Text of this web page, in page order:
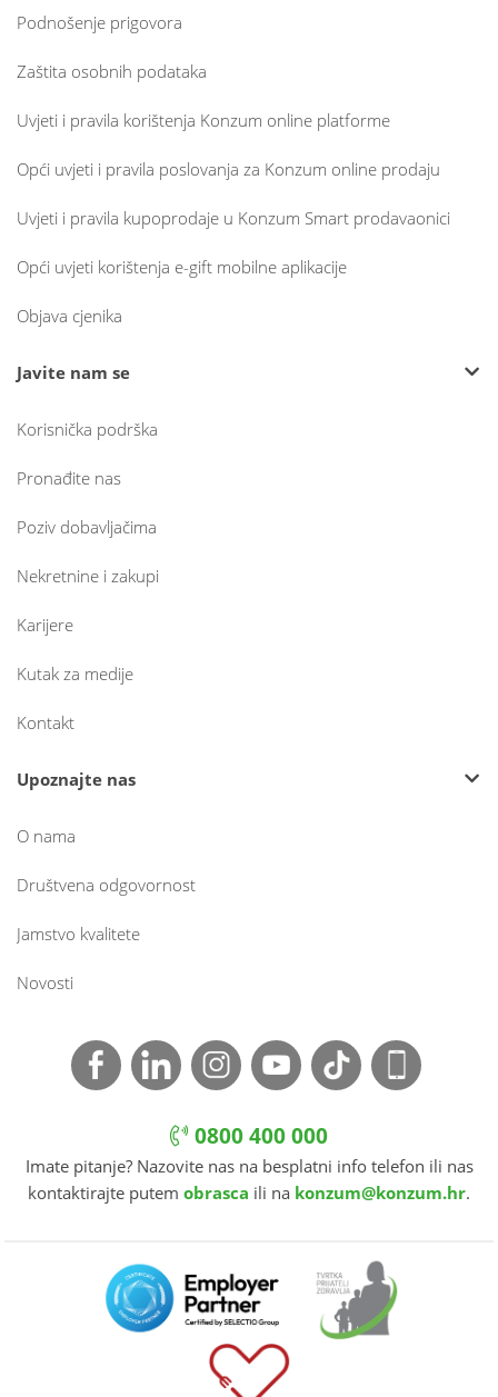
Podnošenje prigovora
Zaštita osobnih podataka
Uvjeti i pravila korištenja Konzum online platforme
Opći uvjeti i pravila poslovanja za Konzum online prodaju
Uvjeti i pravila kupoprodaje u Konzum Smart prodavaonici
Opći uvjeti korištenja e-gift mobilne aplikacije
Objava cjenika
Javite nam se
Korisnička podrška
Pronađite nas
Poziv dobavljačima
Nekretnine i zakupi
Karijere
Kutak za medije
Kontakt
Upoznajte nas
O nama
Društvena odgovornost
Jamstvo kvalitete
Novosti
0800 400 000
Imate pitanje? Nazovite nas na besplatni info telefon ili nas
kontaktirajte putem obrasca ili na konzum@konzum.hr.